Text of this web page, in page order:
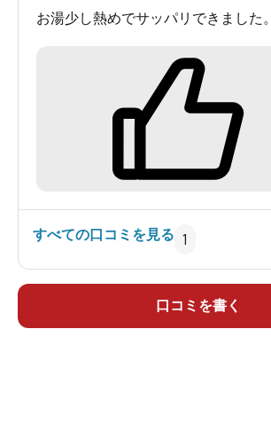
お湯少し熱めでサッパリできました。
すべての口コミを見る 1
口コミを書く